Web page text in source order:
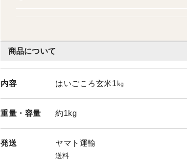
商品について
内容 はいごころ玄米1㎏
重量・ 容量 約1kg
発送 ヤマト運輸
送料